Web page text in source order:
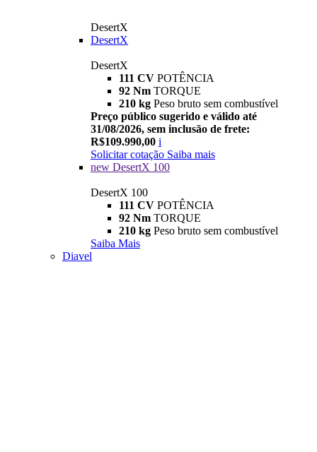
DesertX
DesertX
DesertX
111 CV POTÊNCIA
92 Nm TORQUE
210 kg Peso bruto sem combustível
Preço público sugerido e válido até
31/08/2026, sem inclusão de frete:
R$109.990,00 i
Solicitar cotação Saiba mais
new DesertX 100
DesertX 100
111 CV POTÊNCIA
92 Nm TORQUE
210 kg Peso bruto sem combustível
Saiba Mais
Diavel